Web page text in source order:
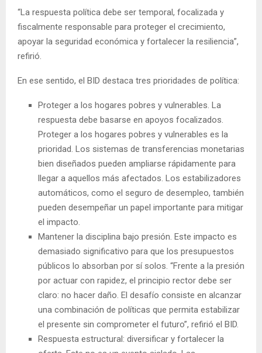
“La respuesta política debe ser temporal, focalizada y
fiscalmente responsable para proteger el crecimiento,
apoyar la seguridad económica y fortalecer la resiliencia”,
refirió.
En ese sentido, el BID destaca tres prioridades de política:
Proteger a los hogares pobres y vulnerables. La
respuesta debe basarse en apoyos focalizados.
Proteger a los hogares pobres y vulnerables es la
prioridad. Los sistemas de transferencias monetarias
bien diseñados pueden ampliarse rápidamente para
llegar a aquellos más afectados. Los estabilizadores
automáticos, como el seguro de desempleo, también
pueden desempeñar un papel importante para mitigar
el impacto.
Mantener la disciplina bajo presión. Este impacto es
demasiado significativo para que los presupuestos
públicos lo absorban por sí solos. “Frente a la presión
por actuar con rapidez, el principio rector debe ser
claro: no hacer daño. El desafío consiste en alcanzar
una combinación de políticas que permita estabilizar
el presente sin comprometer el futuro”, refirió el BID.
Respuesta estructural: diversificar y fortalecer la